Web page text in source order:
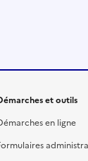
et outils
en ligne